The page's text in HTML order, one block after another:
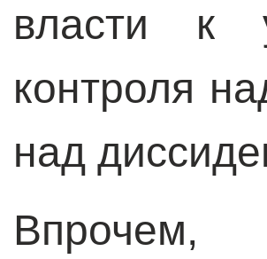
власти к
контроля
над